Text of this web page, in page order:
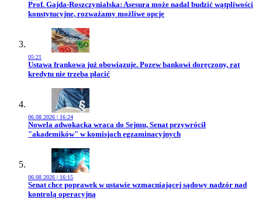
Przejdź do artykułu:
Prof. Gajda-Roszczynialska: Asesura może nadal budzić wątpliwości
konstytucyjne, rozważamy możliwe opcje
05:21
Przejdź do artykułu:
Ustawa frankowa już obowiązuje. Pozew bankowi doręczony, rat
kredytu nie trzeba płacić
06.08.2026 | 16:24
Przejdź do artykułu:
Nowela adwokacka wraca do Sejmu, Senat przywrócił
"akademików" w komisjach egzaminacyjnych
06.08.2026 | 16:15
Przejdź do artykułu:
Senat chce poprawek w ustawie wzmacniającej sądowy nadzór nad
kontrolą operacyjną